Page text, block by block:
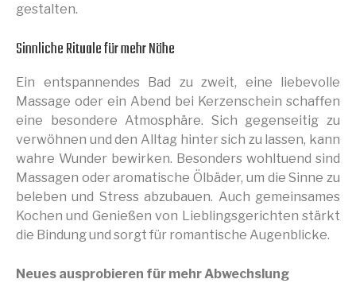
gestalten.
Sinnliche Rituale für mehr Nähe
Ein entspannendes Bad zu zweit, eine liebevolle
Massage oder ein Abend bei Kerzenschein schaffen
eine besondere Atmosphäre. Sich gegenseitig zu
verwöhnen und den Alltag hinter sich zu lassen, kann
wahre Wunder bewirken. Besonders wohltuend sind
Massagen oder aromatische Ölbäder, um die Sinne zu
beleben und Stress abzubauen. Auch gemeinsames
Kochen und Genießen von Lieblingsgerichten stärkt
die Bindung und sorgt für romantische Augenblicke.
Neues ausprobieren für mehr Abwechslung